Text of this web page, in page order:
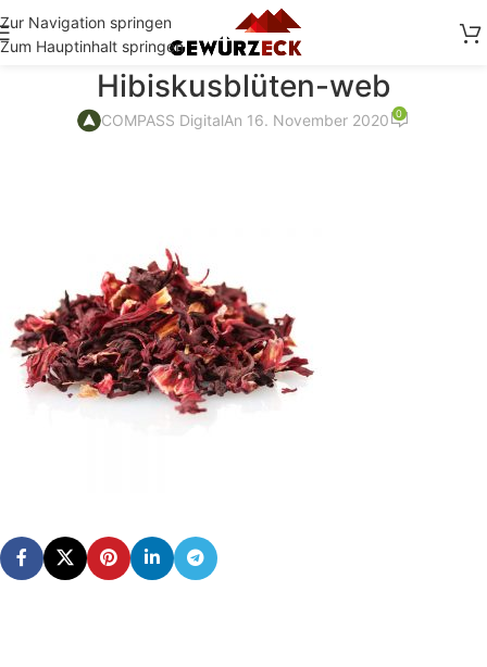
Zur Navigation springen
Zum Hauptinhalt springen
Hibiskusblüten-web
COMPASS DigitalAn 16. November 2020 0